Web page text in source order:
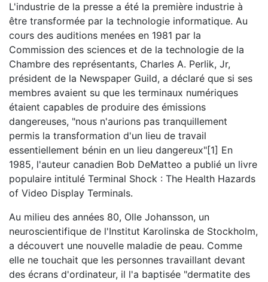
L'industrie de la presse a été la première industrie à
être transformée par la technologie informatique. Au
cours des auditions menées en 1981 par la
Commission des sciences et de la technologie de la
Chambre des représentants, Charles A. Perlik, Jr,
président de la Newspaper Guild, a déclaré que si ses
membres avaient su que les terminaux numériques
étaient capables de produire des émissions
dangereuses, "nous n'aurions pas tranquillement
permis la transformation d'un lieu de travail
essentiellement bénin en un lieu dangereux"[1] En
1985, l'auteur canadien Bob DeMatteo a publié un livre
populaire intitulé Terminal Shock : The Health Hazards
of Video Display Terminals.
Au milieu des années 80, Olle Johansson, un
neuroscientifique de l'Institut Karolinska de Stockholm,
a découvert une nouvelle maladie de peau. Comme
elle ne touchait que les personnes travaillant devant
des écrans d'ordinateur, il l'a baptisée "dermatite des